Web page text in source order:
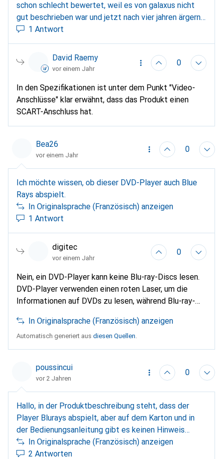
schon schlecht bewertet, weil es von galaxus nicht
gut beschrieben war und jetzt nach vier jahren ärgern
sich viele leute darüber, dass das teil nur scart
anschluss hat. Pfui galaxus Sony DVP-SR370 und
nicht Sony DVP-SR370B (B) Mal wieder typisch für
Sony, möchte wohl alle Märkte abdecken, auch den
verarscht. Auch bei den Bildern gibt es keines von
hinten mit den Anschlüssen, wohl Absicht! Sony hat
wohl noch massenweise Scartanschlüsse im Keller,
die raus müssen? Anders kann man sich das nicht
Dies hat Digitec wohl auch noch nicht gemerkt,
ansonsten hätten sie das Produkt wohl
verwechselt. Aber, seit 2 Jahren steht dieses nun in
den Kommentaren.
1 Antwort
David Raemy
vor einem Jahr
0
In den Spezifikationen ist unter dem Punkt "Video-
Anschlüsse" klar erwähnt, dass das Produkt einen
SCART-Anschluss hat.
Bea26
vor einem Jahr
0
Ich möchte wissen, ob dieser DVD-Player auch Blue
Rays abspielt.
In Originalsprache (Französisch) anzeigen
1 Antwort
digitec
vor einem Jahr
0
Nein, ein DVD-Player kann keine Blu-ray-Discs lesen.
DVD-Player verwenden einen roten Laser, um die
Informationen auf DVDs zu lesen, während Blu-ray-
Daten zu lesen.
In Originalsprache (Französisch) anzeigen
Automatisch generiert aus diesen Quellen.
poussincui
vor 2 Jahren
0
Hallo, in der Produktbeschreibung steht, dass der
Player Blurays abspielt, aber auf dem Karton und in
der Bedienungsanleitung gibt es keinen Hinweis
darauf, und es ist nicht möglich, Blurays abzuspielen,
kann ich das Produkt zurückgeben und ein anderes
In Originalsprache (Französisch) anzeigen
2 Antworten